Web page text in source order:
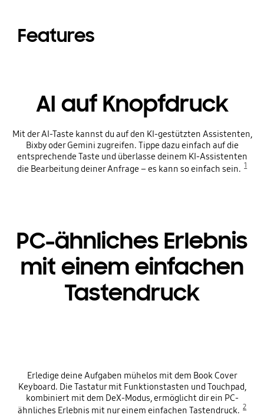
Features
AI auf Knopfdruck
Mit der AI-Taste kannst du auf den KI-gestützten Assistenten,
Bixby oder Gemini zugreifen. Tippe dazu einfach auf die
entsprechende Taste und überlasse deinem KI-Assistenten
die Bearbeitung deiner Anfrage – es kann so einfach sein. 1
PC-ähnliches Erlebnis
mit einem einfachen
Tastendruck
Erledige deine Aufgaben mühelos mit dem Book Cover
Keyboard. Die Tastatur mit Funktionstasten und Touchpad,
kombiniert mit dem DeX-Modus, ermöglicht dir ein PC-
ähnliches Erlebnis mit nur einem einfachen Tastendruck. 2